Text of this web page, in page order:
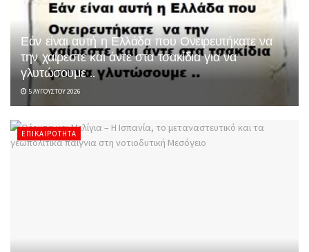
Εάν είναι αυτή η Ελλάδα που Ονειρευτήκατε να
την χαίρεστε και άντε στα τσακίδια για να
γλυτώσουμε ..
5 ΑΥΓΟΎΣΤΟΥ 2026
ΕΠΙΚΑΙΡΌΤΗΤΑ